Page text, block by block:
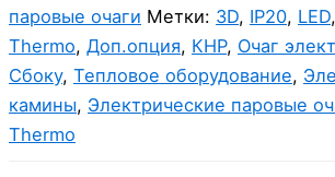
паровые очаги Метки: 3D, IP20, LED,
Thermo, Доп.опция, КНР, Очаг
Сбоку, Тепловое оборудование,
камины, Электрические паровые
Thermo